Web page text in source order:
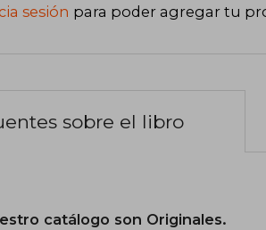
sesión para poder agregar tu
sobre el libro
catálogo son Originales.